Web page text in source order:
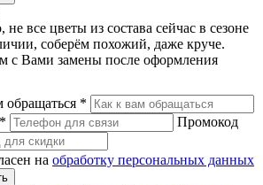
не все цветы из состава сейчас в сезоне
соберём похожий, даже круче.
с Вами замены после оформления
обращаться *
* Промокод
на обработку персональных данных